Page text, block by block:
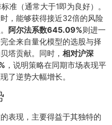
准（通常大于1即为良好）。
，能够获得接近32倍的风险
阿尔法系数645.09%则进一
全来自量化模型的选股与择
塔贡献。同时， 相对沪深
，说明策略在同期市场表现平
了逆势大幅增长。
表现，主要得益于其独特的